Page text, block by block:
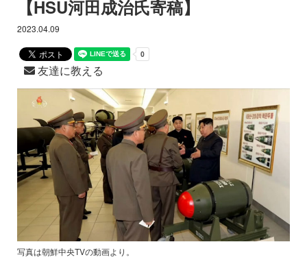
【HSU河田成治氏寄稿】
2023.04.09
友達に教える
写真は朝鮮中央TVの動画より。